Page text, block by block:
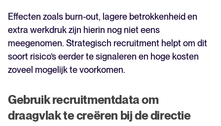
Effecten zoals burn-out, lagere betrokkenheid en
extra werkdruk zijn hierin nog niet eens
meegenomen. Strategisch recruitment helpt om dit
soort risico’s eerder te signaleren en hoge kosten
zoveel mogelijk te voorkomen.
Gebruik recruitmentdata om
draagvlak te creëren bij de directie